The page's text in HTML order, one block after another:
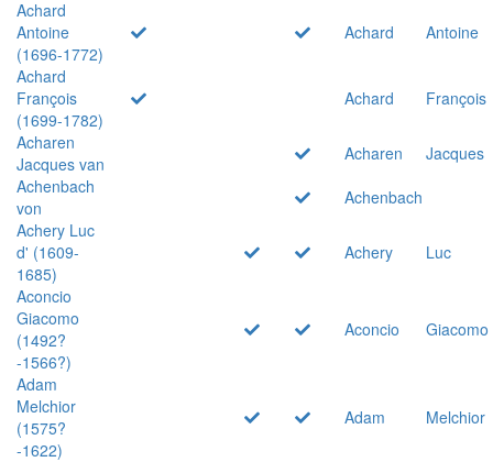
Achard
Antoine
(1696-1772)
Achard
Antoine
Achard
François
(1699-1782)
Achard
François
Acharen
Jacques van
Acharen
Jacques
Achenbach
von
Achenbach
Achery Luc
d' (1609-
1685)
Achery
Luc
Aconcio
Giacomo
(1492?
-1566?)
Aconcio Giacomo
Adam
Melchior
(1575?
-1622)
Adam Melchior